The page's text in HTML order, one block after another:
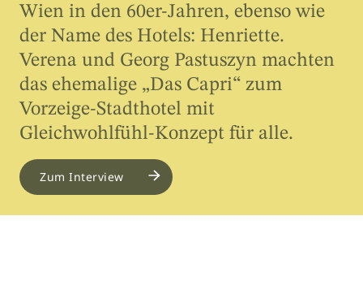
Wien in den 60er-Jahren, ebenso wie
der Name des Hotels: Henriette.
Verena und Georg Pastuszyn machten
das ehemalige „Das Capri“ zum
Vorzeige-Stadthotel mit
Gleichwohlfühl-Konzept für alle.
Zum Interview